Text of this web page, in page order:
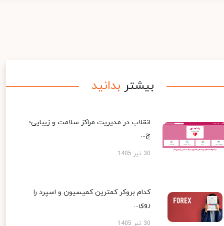
بیشتر بدانید
انقلاب در مدیریت مراکز سلامت و زیبایی؛
چ...
30 تیر 1405
کدام بروکر کمترین کمیسیون و اسپرد را
روی...
30 تیر 1405